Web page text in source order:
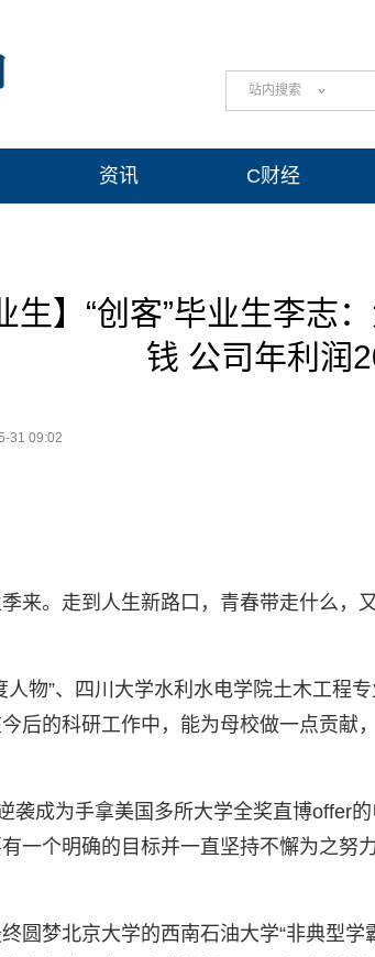
站内搜索
资讯 C财经
生】“创客”毕业生李志
钱 公司年利润
31 09:02
来。走到人生新路口，青春带走什么，
人物”、四川大学水利水电学院土木工程
后的科研工作中，能为母校做一点贡献
袭成为手拿美国多所大学全奖直博offer
一个明确的目标并一直坚持不懈为之努
圆梦北京大学的西南石油大学“非典型学